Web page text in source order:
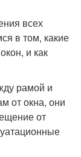
всех
в том, какие
и как
рамой и
от окна, они
от